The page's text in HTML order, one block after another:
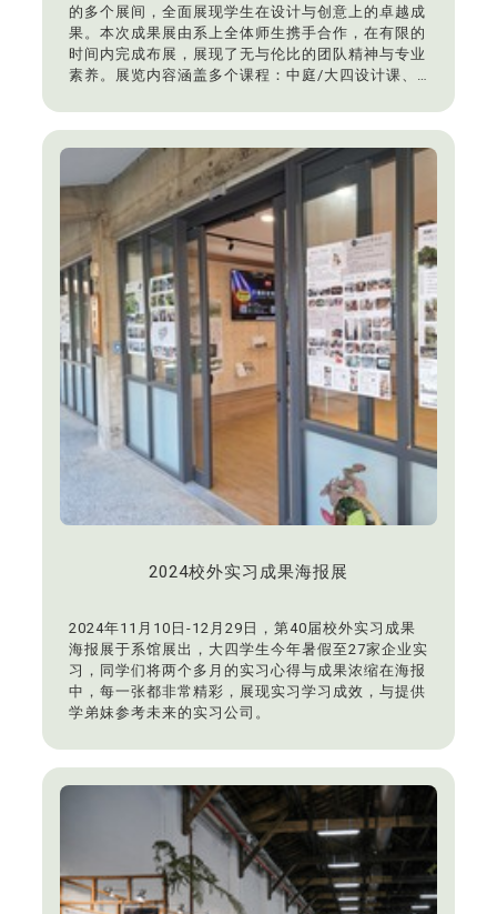
的多个展间，全面展现学生在设计与创意上的卓越成
果。本次成果展由系上全体师生携手合作，在有限的
时间内完成布展，展现了无与伦比的团队精神与专业
素养。展览内容涵盖多个课程：中庭/大四设计课、
课作品、大三工作室/大三设计课作品、研讨室A/大
品、研讨室C/大四规划课作品。
东海大学景观学系秉持创意与实践的教育理念，培养
学生以创新思维应对未来挑战。此次成果展不仅是对
学生学习的肯定，也开放对景观设计有兴趣的高中生
与家长前来参观，亲身感受设计的无限可能性，与我
们共同开启崭新的景观视野。
2024校外实习成果海报展
2024年11月10日-12月29日，第40届校外实习成果
海报展于系馆展出，大四学生今年暑假至27家企业实
习，同学们将两个多月的实习心得与成果浓缩在海报
中，每一张都非常精彩，展现实习学习成效，与提供
学弟妹参考未来的实习公司。